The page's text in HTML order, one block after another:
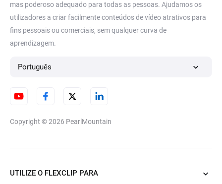
Curva de velocidade Gerador de links de vídeo
Redimensionar vídeo
mas poderoso adequado para todas as pessoas. Ajudamos os
utilizadores a criar facilmente conteúdos de vídeo atrativos para
fins pessoais ou comerciais, sem qualquer curva de
aprendizagem.
Português
Copyright © 2026 PearlMountain
UTILIZE O FLEXCLIP PARA